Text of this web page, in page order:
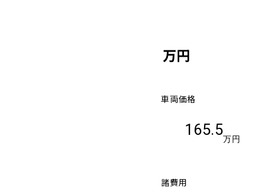
万円
車両価格
165.5
万円
諸費用